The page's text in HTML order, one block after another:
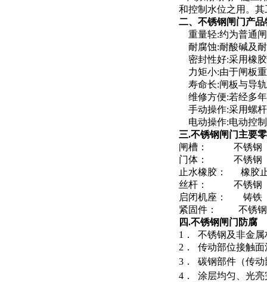
和控制水位之用。
二、 不锈钢闸门 产品
重量轻:约为普通
耐腐蚀:耐酸碱及
密封性好:采用橡
力矩小:由于闸板
寿命长:闸板与导
维修方便:若经多年
手动操作:采用螺
电动操作:电动控
三.不锈钢闸门 主要
闸槽： 不锈钢
门体： 不锈钢
止水橡胶： 橡胶
丝杆： 不锈钢
启闭机座： 铸铁
紧固件
四.不锈钢闸门 防腐
1． 不锈钢及非金
2． 传动部位接触
3． 碳钢部件（传动
4． 涂层均匀、光亮